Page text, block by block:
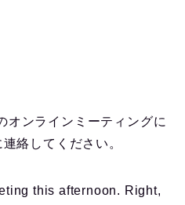
オンラインミーティングに
絡してください。
this afternoon. Right,